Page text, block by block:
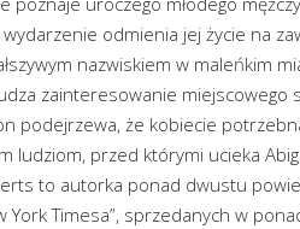
odmienia jej życie na
nazwiskiem w maleńkim
zainteresowanie miejscowego
podejrzewa, że kobiecie
ludziom, przed którymi ucieka
to autorka ponad dwustu
Timesa”, sprzedanych w